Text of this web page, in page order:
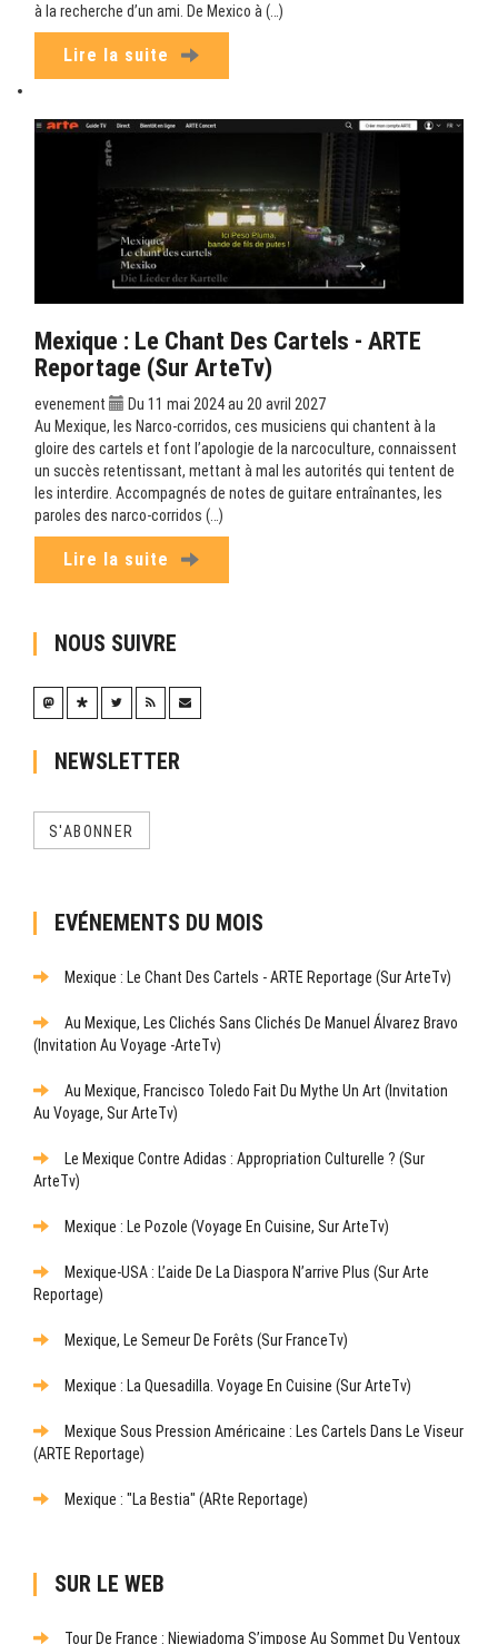
à la recherche d’un ami. De Mexico à (…)
Lire la suite
Mexique : Le Chant Des Cartels - ARTE
Reportage (sur ArteTv)
evenement
Du 11 mai 2024 au 20 avril 2027
Au Mexique, les Narco-corridos, ces musiciens qui chantent à la
gloire des cartels et font l’apologie de la narcoculture, connaissent
un succès retentissant, mettant à mal les autorités qui tentent de
les interdire. Accompagnés de notes de guitare entraînantes, les
paroles des narco-corridos (…)
Lire la suite
NOUS SUIVRE
NEWSLETTER
S'ABONNER
EVÉNEMENTS DU MOIS
Mexique : Le Chant Des Cartels - ARTE Reportage (sur ArteTv)
Au Mexique, Les Clichés Sans Clichés De Manuel Álvarez Bravo
(Invitation Au Voyage -ArteTv)
Au Mexique, Francisco Toledo Fait Du Mythe Un Art (Invitation
Au Voyage, Sur ArteTv)
Le Mexique Contre Adidas : Appropriation Culturelle ? (sur
ArteTv)
Mexique : Le Pozole (Voyage En Cuisine, Sur ArteTv)
Mexique-USA : L’aide De La Diaspora N’arrive Plus (sur Arte
Reportage)
Mexique, Le Semeur De Forêts (sur FranceTv)
Mexique : La Quesadilla. Voyage En Cuisine (sur ArteTv)
Mexique Sous Pression Américaine : Les Cartels Dans Le Viseur
(ARTE Reportage)
Mexique : "La Bestia" (ARte Reportage)
SUR LE WEB
Tour De France : Niewiadoma S’impose Au Sommet Du Ventoux